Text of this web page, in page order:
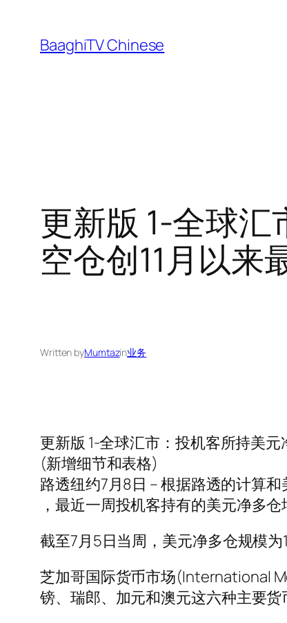
content
BaaghiTV Chinese
更新版 1-全球
空仓创11月以来
Written byMumtazin业务
更新版 1-全球汇市：投机客所持美
(新增细节和表格)
路透纽约7月8日 – 根据路透的计算
，最近一周投机客持有的美元净多
截至7月5日当周，美元净多仓规模为
芝加哥国际货币市场(International
镑、瑞郎、加元和澳元这六种主要货